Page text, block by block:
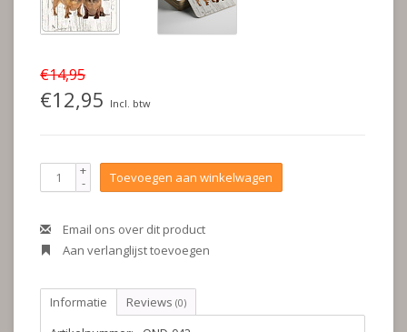
€14,95
€12,95 Incl. btw
+
- Toevoegen aan winkelwagen
Email ons over dit product
Aan verlanglijst toevoegen
Informatie Reviews (0)